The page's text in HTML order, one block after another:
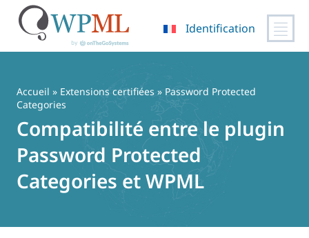
contenu
Identification
Accueil » Extensions certifiées » Password Protected
Categories
Compatibilité entre le plugin
Password Protected
Categories et WPML